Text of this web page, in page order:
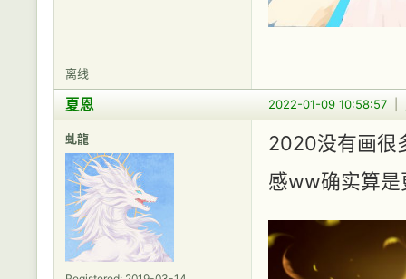
离线
2022-01-09 10:58:57
夏恩
虬龍
2020没有画很
感ww确实算是